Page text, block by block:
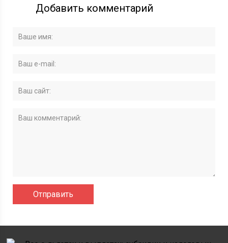
Добавить комментарий